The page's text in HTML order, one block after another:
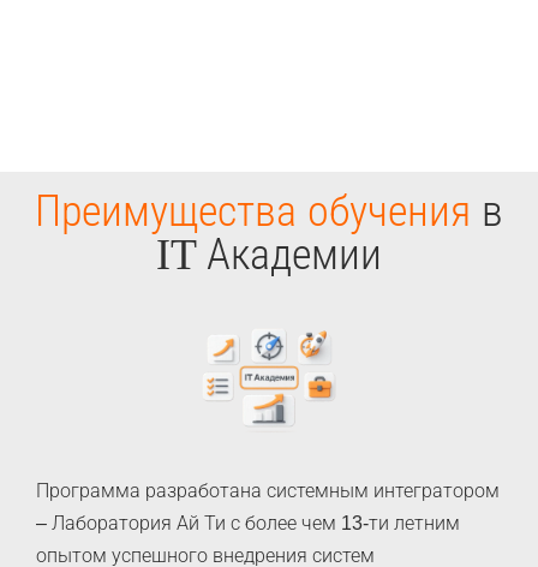
Преимущества обучения в
IT Академии
Программа разработана системным интегратором
– Лаборатория Ай Ти с более чем 13-ти летним
опытом успешного внедрения систем